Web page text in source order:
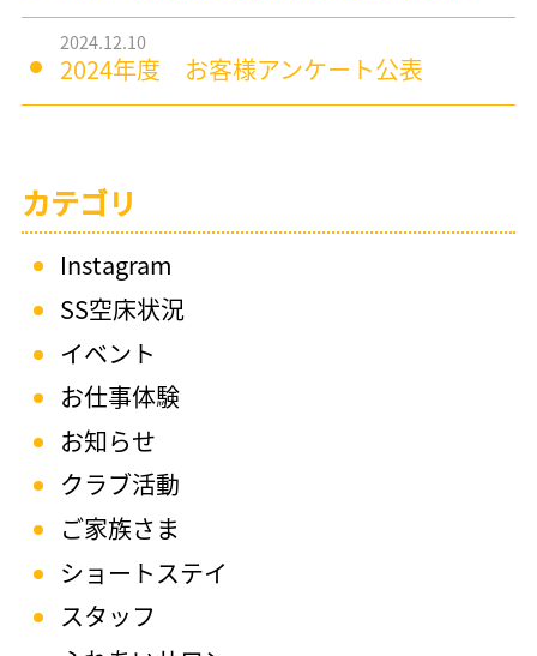
2024.12.10
2024年度 お客様アンケート公表
カテゴリ
Instagram
SS空床状況
イベント
お仕事体験
お知らせ
クラブ活動
ご家族さま
ショートステイ
スタッフ